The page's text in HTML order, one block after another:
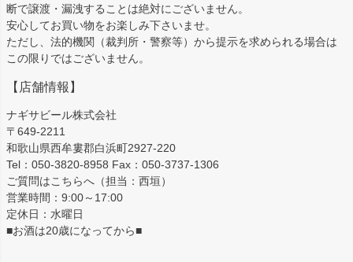
断で譲渡・漏洩することは絶対にございません。
安心してお買い物をお楽しみ下さいませ。
ただし、法的機関（裁判所・警察等）から提示を求められる場合は
この限りではございません。
【店舗情報】
ナギサビール株式会社
〒649-2211
和歌山県西牟婁郡白浜町2927-220
Tel：050-3820-8958 Fax：050-3737-1306
ご質問はこちらへ（担当：西垣）
営業時間：9:00～17:00
定休日：水曜日
■お酒は20歳になってから■